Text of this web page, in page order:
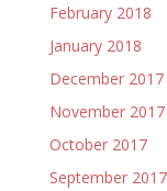
February 2018
January 2018
December 2017
November 2017
October 2017
September 2017